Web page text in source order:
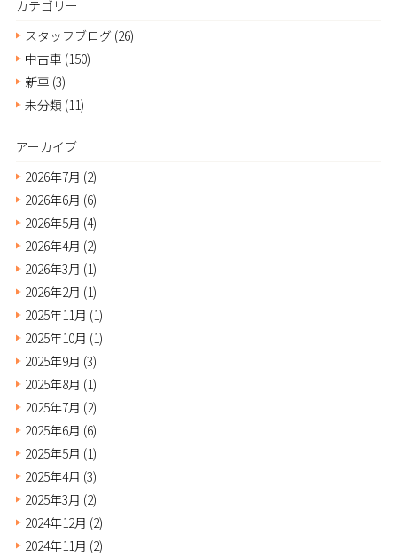
カテゴリー
スタッフブログ (26)
中古車 (150)
新車 (3)
未分類 (11)
アーカイブ
2026年7月 (2)
2026年6月 (6)
2026年5月 (4)
2026年4月 (2)
2026年3月 (1)
2026年2月 (1)
2025年11月 (1)
2025年10月 (1)
2025年9月 (3)
2025年8月 (1)
2025年7月 (2)
2025年6月 (6)
2025年5月 (1)
2025年4月 (3)
2025年3月 (2)
2024年12月 (2)
2024年11月 (2)